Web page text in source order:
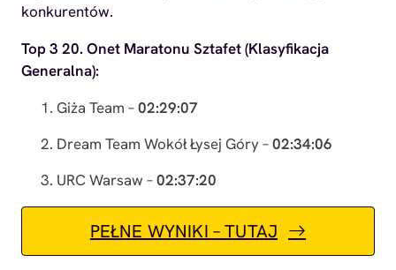
konkurentów.
Top 3 20. Onet Maratonu Sztafet (Klasyfikacja
Generalna):
Giża Team –02:29:07
Dream Team Wokół Łysej Góry –02:34:06
URC Warsaw –02:37:20
PEŁNE WYNIKI – TUTAJ